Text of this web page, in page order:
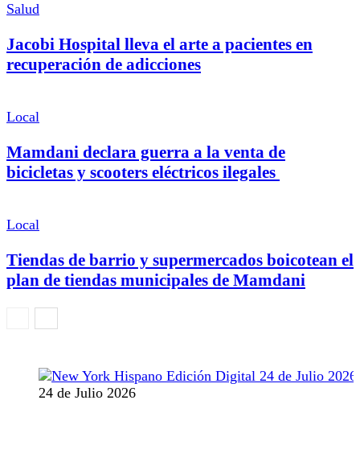
Salud
Jacobi Hospital lleva el arte a pacientes en
recuperación de adicciones
Local
Mamdani declara guerra a la venta de
bicicletas y scooters eléctricos ilegales
Local
Tiendas de barrio y supermercados boicotean el
plan de tiendas municipales de Mamdani
24 de Julio 2026